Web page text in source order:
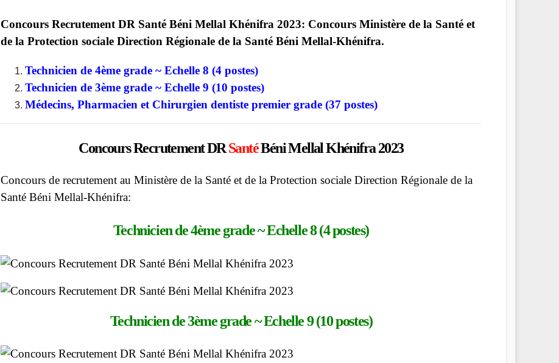
Concours Recrutement DR Santé Béni Mellal Khénifra 2023: Concours Ministère de la Santé et
de la Protection sociale Direction Régionale de la Santé Béni Mellal-Khénifra.
Technicien de 4ème grade ~ Echelle 8 (4 postes)
Technicien de 3ème grade ~ Echelle 9 (10 postes)
Médecins, Pharmacien et Chirurgien dentiste premier grade (37 postes)
Concours Recrutement DRSantéBéni Mellal Khénifra 2023
Concours de recrutement au Ministère de la Santé et de la Protection sociale Direction Régionale de la
Santé Béni Mellal-Khénifra:
Technicien de 4ème grade ~ Echelle 8 (4 postes)
Technicien de 3ème grade ~ Echelle 9 (10 postes)